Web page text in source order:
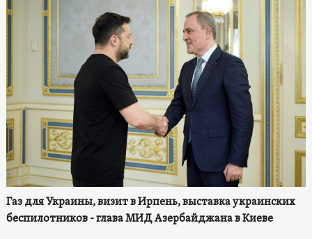
Газ для Украины, визит в Ирпень, выставка украинских
беспилотников - глава МИД Азербайджана в Киеве